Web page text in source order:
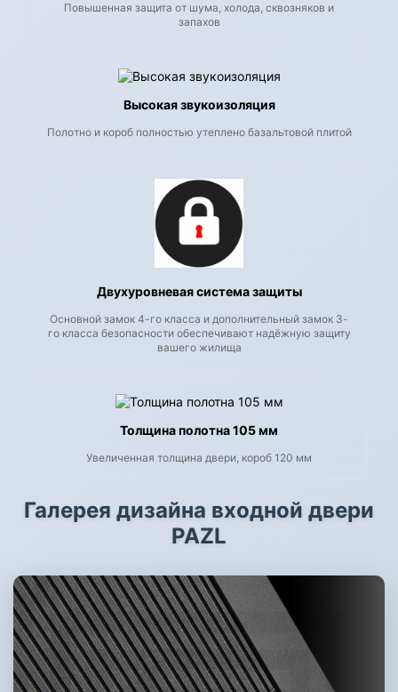
Повышенная защита от шума, холода, сквозняков и
запахов
Высокая звукоизоляция
Полотно и короб полностью утеплено базальтовой плитой
Двухуровневая система защиты
Основной замок 4-го класса и дополнительный замок 3-
го класса безопасности обеспечивают надёжную защиту
вашего жилища
Толщина полотна 105 мм
Увеличенная толщина двери, короб 120 мм
Галерея дизайна входной двери
PAZL